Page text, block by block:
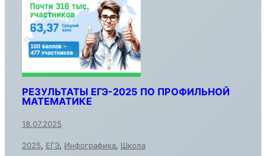
РЕЗУЛЬТАТЫ ЕГЭ-2025 ПО ПРОФИЛЬНОЙ
МАТЕМАТИКЕ
18.07.2025
2025, ЕГЭ, Инфографика, Школа